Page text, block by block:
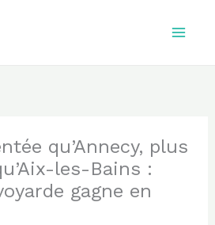
qu’Annecy, plus
les-Bains :
gagne en